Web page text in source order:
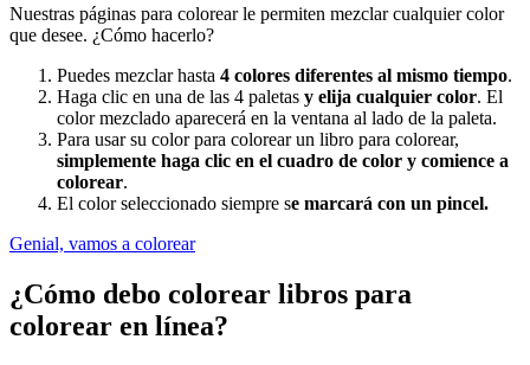
Nuestras páginas para colorear le permiten mezclar cualquier color
que desee. ¿Cómo hacerlo?
Puedes mezclar hasta 4 colores diferentes al mismo tiempo.
Haga clic en una de las 4 paletas y elija cualquier color. El
color mezclado aparecerá en la ventana al lado de la paleta.
Para usar su color para colorear un libro para colorear,
simplemente haga clic en el cuadro de color y comience a
colorear.
El color seleccionado siempre se marcará con un pincel.
Genial, vamos a colorear
¿Cómo debo colorear libros para
colorear en línea?